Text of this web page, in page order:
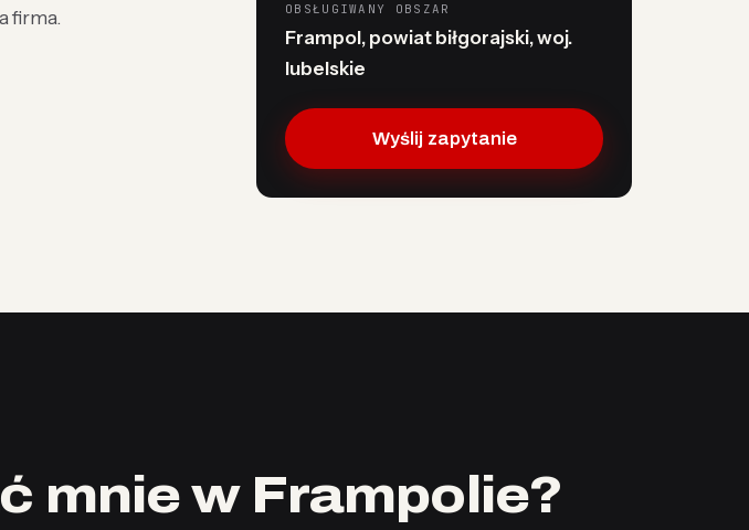
firma.
OBSŁUGIWANY OBSZAR
Frampol, powiat biłgorajski, woj.
lubelskie
Wyślij zapytanie
mnie w Frampolie?